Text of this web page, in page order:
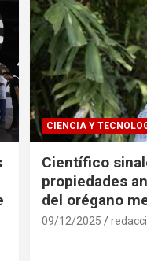
CIENCIA Y
Científico
propiedades
del orégano
09/12/2025